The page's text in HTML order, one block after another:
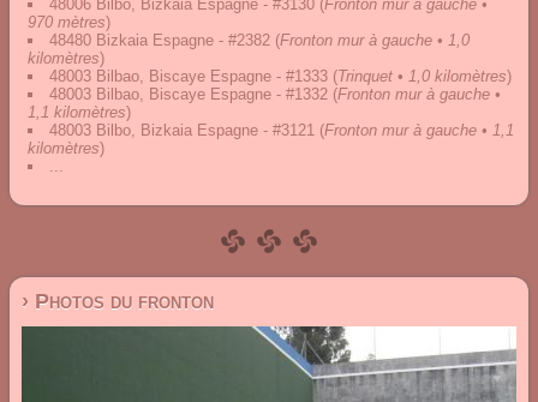
48006 Bilbo, Bizkaia Espagne - #3130 (Fronton mur à gauche •
970 mètres)
48480 Bizkaia Espagne - #2382 (Fronton mur à gauche • 1,0
kilomètres)
48003 Bilbao, Biscaye Espagne - #1333 (Trinquet • 1,0 kilomètres)
48003 Bilbao, Biscaye Espagne - #1332 (Fronton mur à gauche •
1,1 kilomètres)
48003 Bilbo, Bizkaia Espagne - #3121 (Fronton mur à gauche • 1,1
kilomètres)
...
› Photos du fronton